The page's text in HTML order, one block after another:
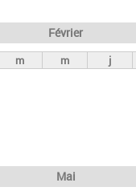
Février
m m j
Mai